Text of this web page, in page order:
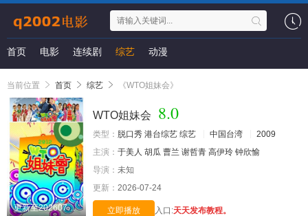
首页 电影 连续剧 综艺 动漫
当前位置 首页 综艺 《WTO姐妹会》
更新至20260723期
WTO姐妹会 8.0
类型： 脱口秀 港台综艺 综艺 中国台湾
2009
主演： 于美人 胡瓜 曹兰 谢哲青 高伊玲 钟欣愉
导演： 未知
更新： 2026-07-24
立即播放 入口:天天发布教程。